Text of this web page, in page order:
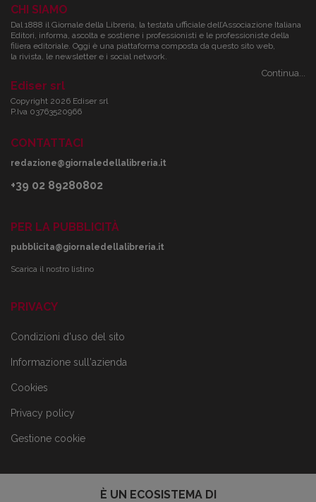
CHI SIAMO
Dal 1888 il Giornale della Libreria, la testata ufficiale dell’Associazione Italiana
Editori, informa, ascolta e sostiene i professionisti e le professioniste della
filiera editoriale. Oggi è una piattaforma composta da questo sito web,
la rivista, le newsletter e i social network.
Continua...
Ediser srl
Copyright 2026 Ediser srl
P.Iva 03763520966
CONTATTACI
redazione@giornaledellalibreria.it
+39 02 89280802
PER LA PUBBLICITÀ
pubblicita@giornaledellalibreria.it
Scarica il nostro listino
PRIVACY
Condizioni d'uso del sito
Informazione sull'azienda
Cookies
Privacy policy
Gestione cookie
È UN ECOSISTEMA DI